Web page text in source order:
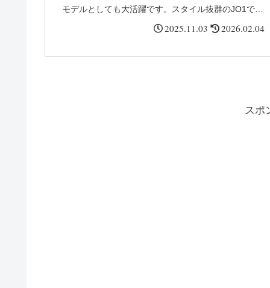
モデルとしても大活躍です。スタイル抜群のJO1で気
になるのがメンバーの身長。JO1のメンバーの身長は
2025.11.03 2026.02.04
スポ